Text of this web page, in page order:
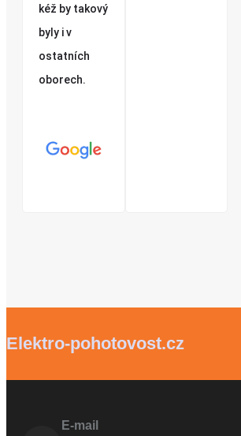
kéž by takový
byly i v
ostatních
oborech.
Elektro-pohotovost.cz
E-mail